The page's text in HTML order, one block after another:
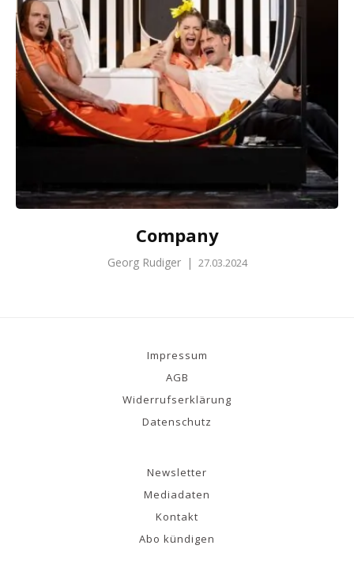
Company
Georg Rudiger | 27.03.2024
Impressum
AGB
Widerrufserklärung
Datenschutz
Newsletter
Mediadaten
Kontakt
Abo kündigen